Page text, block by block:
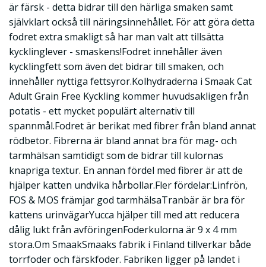
är färsk - detta bidrar till den härliga smaken samt
självklart också till näringsinnehållet. För att göra detta
fodret extra smakligt så har man valt att tillsätta
kycklinglever - smaskens!Fodret innehåller även
kycklingfett som även det bidrar till smaken, och
innehåller nyttiga fettsyror.Kolhydraderna i Smaak Cat
Adult Grain Free Kyckling kommer huvudsakligen från
potatis - ett mycket populärt alternativ till
spannmål.Fodret är berikat med fibrer från bland annat
rödbetor. Fibrerna är bland annat bra för mag- och
tarmhälsan samtidigt som de bidrar till kulornas
knapriga textur. En annan fördel med fibrer är att de
hjälper katten undvika hårbollar.Fler fördelar:Linfrön,
FOS & MOS främjar god tarmhälsaTranbär är bra för
kattens urinvägarYucca hjälper till med att reducera
dålig lukt från avföringenFoderkulorna är 9 x 4 mm
stora.Om SmaakSmaaks fabrik i Finland tillverkar både
torrfoder och färskfoder. Fabriken ligger på landet i